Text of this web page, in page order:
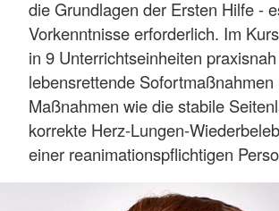
die Grundlagen der Ersten Hilfe -
Vorkenntnisse erforderlich. Im
in 9 Unterrichtseinheiten praxisnah
lebensrettende Sofortmaßnahmen
Maßnahmen wie die stabile
korrekte Herz-Lungen-
einer reanimationspflichtigen